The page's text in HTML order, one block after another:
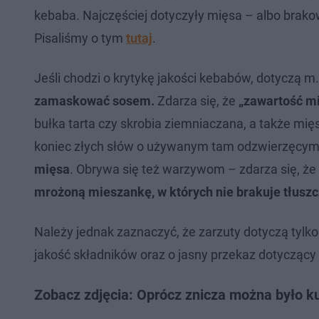
kebaba. Najczęściej dotyczyły mięsa – albo
Pisaliśmy o tym tutaj.
Jeśli chodzi o krytykę jakości kebabów, dotyczą
zamaskować sosem. Zdarza się, że „zawartość
bułka tarta czy skrobia ziemniaczana, a także
koniec złych słów o używanym tam
mięsa. Obrywa się też warzywom – zdarza się,
mrożoną mieszankę, w których nie brakuje
Należy jednak zaznaczyć, że zarzuty dotyczą
jakość składników oraz o jasny przekaz dotyczący
Zobacz zdjęcia: Oprócz znicza można było